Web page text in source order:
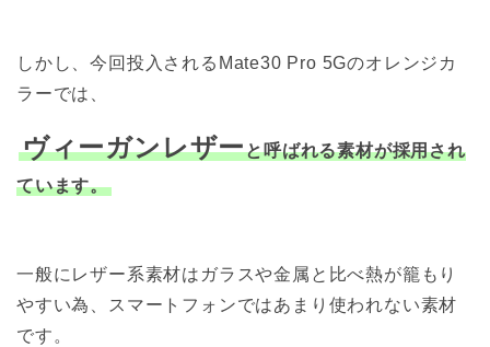
しかし、今回投入されるMate30 Pro 5Gのオレンジカ
ラーでは、
ヴィーガンレザーと呼ばれる素材が採用され
ています。
一般にレザー系素材はガラスや金属と比べ熱が籠もり
やすい為、スマートフォンではあまり使われない素材
です。